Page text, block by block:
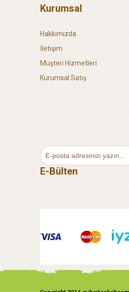
Kurumsal
Hakkımızda
İletişim
Müşteri Hizmetleri
Kurumsal Satış
E-Bülten